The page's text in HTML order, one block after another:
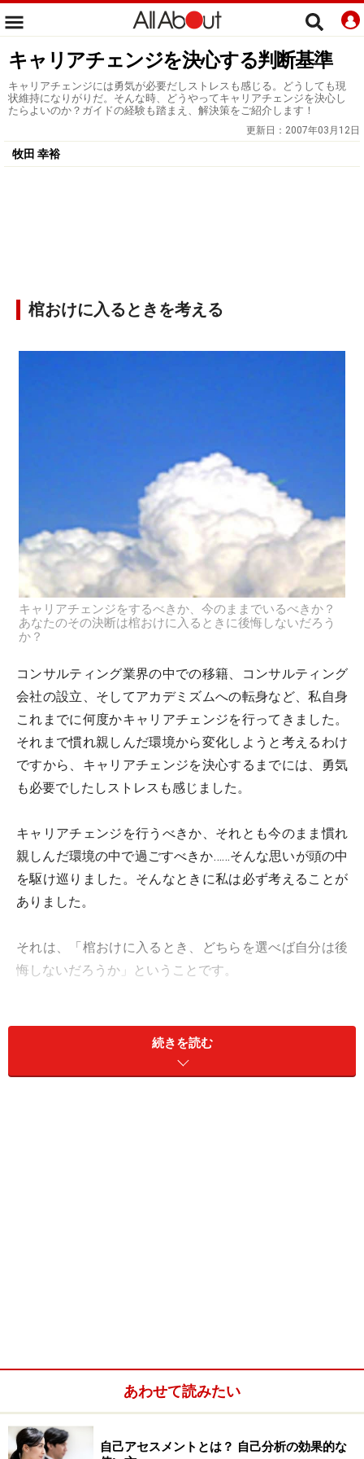
キャリアチェンジを決心する判断基準
キャリアチェンジには勇気が必要だしストレスも感じる。どうしても現
状維持になりがりだ。そんな時、どうやってキャリアチェンジを決心し
たらよいのか？ガイドの経験も踏まえ、解決策をご紹介します！
更新日： 2007年03月12日
牧田 幸裕
棺おけに入るときを考える
キャリアチェンジをするべきか、今のままでいるべきか？
あなたのその決断は棺おけに入るときに後悔しないだろう
か？
コンサルティング業界の中での移籍、コンサルティング
会社の設立、そしてアカデミズムへの転身など、私自身
これまでに何度かキャリアチェンジを行ってきました。
それまで慣れ親しんだ環境から変化しようと考えるわけ
ですから、キャリアチェンジを決心するまでには、勇気
も必要でしたしストレスも感じました。
キャリアチェンジを行うべきか、それとも今のまま慣れ
親しんだ環境の中で過ごすべきか……そんな思いが頭の中
を駆け巡りました。そんなときに私は必ず考えることが
ありました。
それは、「棺おけに入るとき、どちらを選べば自分は後
悔しないだろうか」ということです。
境。3ヵ月後の自分はこんな仕事にチャレンジしている
だろう、1年後、3年後は今までの経験を活かし仕事をう
そんなときあなたに必要なのは、一度しかない自分の人
生を、自分のしたいようにせずに後悔しないだろうか？
という視点です。
続きを読む
あわせて読みたい
自己アセスメントとは？ 自己分析の効果的な